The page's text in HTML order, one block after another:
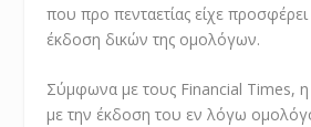
που προ πενταετίας είχε
έκδοση δικών της ομολόγων.
Σύμφωνα με τους Financial Times,
με την έκδοση του εν λόγω